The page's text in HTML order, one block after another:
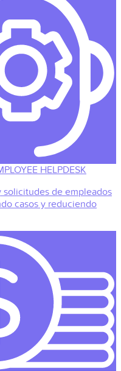
HELPDESK
solicitudes de empleados
casos y reduciendo